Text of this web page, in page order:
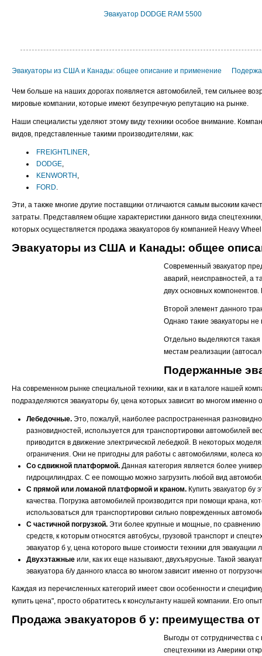
Эвакуатор DODGE RAM 5500
Эвакуаторы из США и Канады: общее описание и применение
Чем больше на наших дорогах появляется автомобилей, тем сильнее
мировые компании, которые имеют безупречную репутацию на рынке.
Наши специалисты уделяют этому виду техники особое внимание.
видов, представленные такими производителями, как:
FREIGHTLINER,
DODGE,
KENWORTH ,
FORD.
Эти, а также многие другие поставщики отличаются самым высоким
затраты. Представляем общие характеристики данного вида
которых осуществляется продажа эвакуаторов бу компанией Heavy
Эвакуаторы из США и Канады: общее
Современный эвакуатор
аварий, неисправностей, а
двух основных
Второй элемент данного
Однако такие эвакуаторы не
Отдельно выделяются такая
местам реализации
Подержанные
На современном рынке специальной техники, как и в каталоге нашей
подразделяются эвакуаторы бу, цена которых зависит во многом именно
Лебедочные. Это, пожалуй, наиболее распространенная
разновидностей, используется для транспортировки автомобилей
приводится в движение электрической лебедкой. В некоторых
ограничения. Они не пригодны для работы с автомобилями, колеса
Со сдвижной платформой. Данная категория является более
гидроцилиндрах. С ее помощью можно загрузить любой вид
С прямой или ломаной платформой и краном. Купить эвакуатор бу
качества. Погрузка автомобилей производится при помощи крана,
использоваться для транспортировки сильно поврежденных
С частичной погрузкой. Эти более крупные и мощные, по сравнению
средств, к которым относятся автобусы, грузовой транспорт и
эвакуатор б у, цена которого выше стоимости техники для
Двухэтажные или, как их еще называют, двухъярусные. Такой
эвакуатора б/у данного класса во многом зависит именно от
Каждая из перечисленных категорий имеет свои особенности и
купить цена", просто обратитесь к консультанту нашей компании. Его
Продажа эвакуаторов б у: преимущества
Выгоды от сотрудничества
спецтехники из Америки